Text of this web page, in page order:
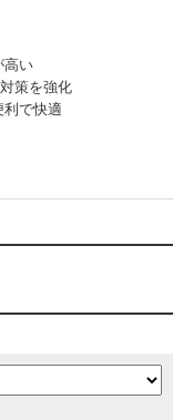
高い
策を強化
で快適